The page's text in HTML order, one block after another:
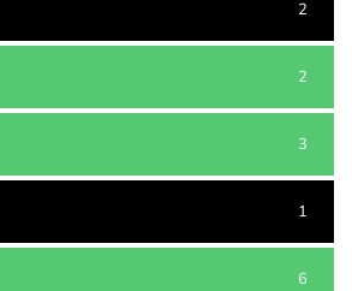
2
2
3
1
6